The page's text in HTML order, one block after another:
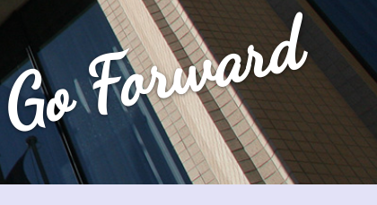
Forward